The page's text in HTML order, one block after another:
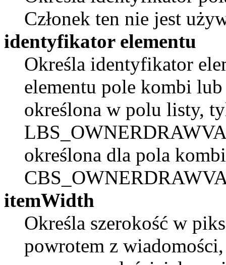
Członek ten nie jest
identyfikator elementu
Określa identyfikator
elementu pole kombi
określona w polu listy,
określona dla pola
itemWidth
Określa szerokość w
powrotem z